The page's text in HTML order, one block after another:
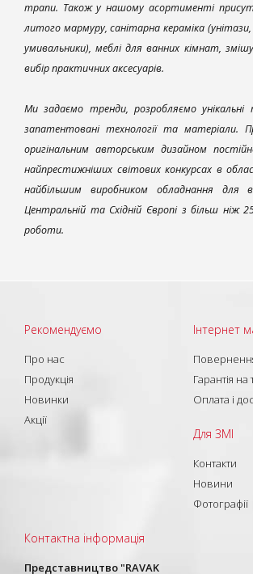
трапи. Також у нашому асортименті
литого мармуру, санітарна кераміка (унітази,
умивальники), меблі для ванних кімнат,
вибір практичних аксесуарів.
Ми задаємо тренди, розробляємо унікальні
запатентовані технології та матеріали.
оригінальним авторським дизайном
найпрестижніших світових конкурсах в
найбільшим виробником обладнання для
Центральній та Східній Європі з більш ніж
роботи.
Рекомендуємо
Про нас
Продукція
Новинки
Акції
Інтернет
Гарантія на
Оплата і
Для ЗМІ
Контакти
Новини
Фотографії
Контактна інформація
Представництво "RAVAK